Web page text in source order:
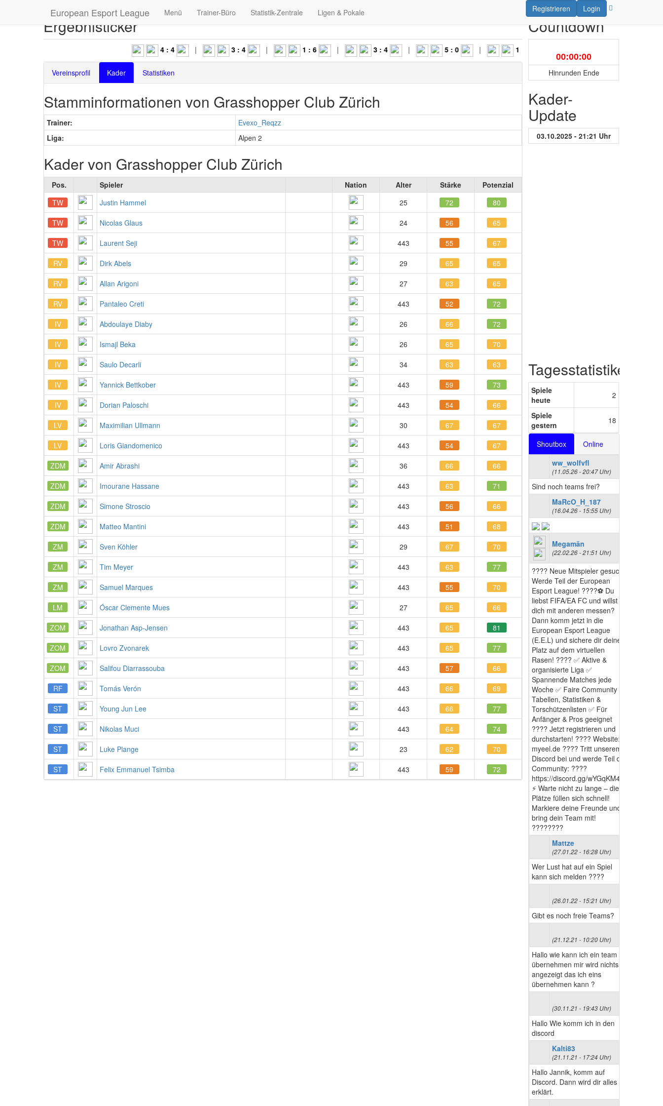
European Esport League Menü Trainer-Büro Statistik-Zentrale Ligen & Pokale Registrieren Login
Ergebnisticker
4 : 4 | 3 : 4 | 1 : 6 | 3 : 4 | 5 : 0 | 1 : 6
Vereinsprofil Kader Statistiken
Stamminformationen von Grasshopper Club Zürich
Trainer:
Evexo_Reqzz
Liga:
Alpen 2
Kader von Grasshopper Club Zürich
Pos. Spieler Nation Alter Stärke
Potenzial
TW
Justin Hammel 25 72 80
TW Nicolas Glaus 24 56 65
TW Laurent Seji 443 55 67
RV Dirk Abels 29 65 65
RV Allan Arigoni 27 63 65
RV Pantaleo Creti 443 52 72
IV Abdoulaye Diaby 26 66 72
IV Ismajl Beka 26 65 70
IV Saulo Decarli 34 63 63
IV Yannick Bettkober 443 59 73
IV Dorian Paloschi 443 54 66
LV Maximilian Ullmann 30 67 67
LV Loris Giandomenico 443 54 67
ZDM Amir Abrashi 36 66 66
ZDM Imourane Hassane 443 63 71
ZDM Simone Stroscio 443 56 66
ZDM Matteo Mantini 443 51 68
ZM Sven Köhler 29 67 70
ZM Tim Meyer 443 63 77
ZM Samuel Marques 443 55 70
LM Óscar Clemente Mues 27 65 66
ZOM Jonathan Asp-Jensen 443 65 81
ZOM Lovro Zvonarek 443 65 77
ZOM Salifou Diarrassouba 443 57 66
RF Tomás Verón 443 66 69
ST Young Jun Lee 443 66 77
ST Nikolas Muci 443 64 74
ST Luke Plange 23 62 70
ST Felix Emmanuel Tsimba 443 59 72
Countdown
00:00:00
Hinrunden Ende
Kader-
Update
03.10.2025 - 21:21 Uhr
Tagesstatistiken
Spiele
heute
2
Spiele
gestern
18
Shoutbox
Online
ww_wolfvfl
(11.05.26 - 20:47 Uhr)
Sind noch teams frei?
MaRcO_H_187
(16.04.26 - 15:55 Uhr)
Megamän
(22.02.26 - 21:51 Uhr)
???? Neue Mitspieler gesucht!
Werde Teil der European
Esport League! ????⚽ Du
liebst FIFA/EA FC und willst
dich mit anderen messen?
Dann komm jetzt in die
European Esport League
(E.E.L) und sichere dir deinen
Platz auf dem virtuellen
Rasen! ???? ✅ Aktive &
organisierte Liga ✅
Spannende Matches jede
Woche ✅ Faire Community ✅
Tabellen, Statistiken &
Torschützenlisten ✅ Für
Anfänger & Pros geeignet
???? Jetzt registrieren und
durchstarten! ???? Website:
myeel.de ???? Tritt unserem
Discord bei und werde Teil der
Community: ????
https://discord.gg/wYGqKM44u
⚡ Warte nicht zu lange – die
Plätze füllen sich schnell!
Markiere deine Freunde und
bring dein Team mit!
????????
Mattze
(27.01.22 - 16:28 Uhr)
Wer Lust hat auf ein Spiel
kann sich melden ????
(26.01.22 - 15:21 Uhr)
Gibt es noch freie Teams?
(21.12.21 - 10:20 Uhr)
Hallo wie kann ich ein team
übernehmen mir wird nichts
angezeigt das ich eins
übernehmen kann ?
(30.11.21 - 19:43 Uhr)
Hallo Wie komm ich in den
discord
Kalti83
(21.11.21 - 17:24 Uhr)
Hallo Jannik, komm auf
Discord. Dann wird dir alles
erklärt.